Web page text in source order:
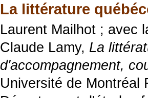
La littérature
Laurent Mailhot ; avec
Claude Lamy, La
d'accompagnement,
Université de Montréal